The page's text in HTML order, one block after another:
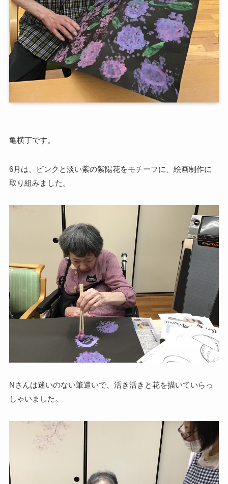
亀横丁です。
6月は、ピンクと淡い紫の紫陽花をモチーフに、絵画制作に
取り組みました。
Nさんは迷いのない筆遣いで、活き活きと花を描いていらっ
しゃいました。